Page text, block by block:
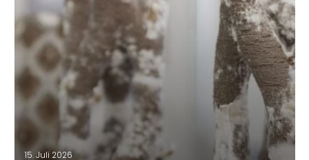
MEHR LESEN
15. Juli 2026